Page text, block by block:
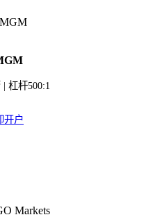
杠杆500:1
开户